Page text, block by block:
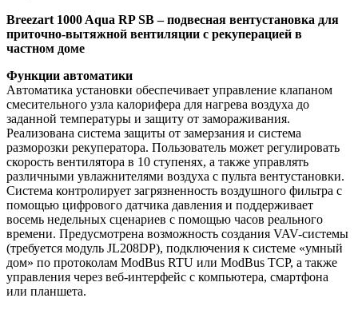
Breezart 1000 Aqua RP SB – подвесная вентустановка для
приточно-вытяжной вентиляции с рекуперацией в
частном доме
Функции автоматики
Автоматика установки обеспечивает управление клапаном
смесительного узла калорифера для нагрева воздуха до
заданной температуры и защиту от замораживания.
Реализована система защиты от замерзания и система
разморозки рекуператора. Пользователь может регулировать
скорость вентилятора в 10 ступенях, а также управлять
различными увлажнителями воздуха с пульта вентустановки.
Система контролирует загрязненность воздушного фильтра с
помощью цифрового датчика давления и поддерживает
восемь недельных сценариев с помощью часов реального
времени. Предусмотрена возможность создания VAV-системы
(требуется модуль JL208DP), подключения к системе «умный
дом» по протоколам ModBus RTU или ModBus TCP, а также
управления через веб-интерфейс с компьютера, смартфона
или планшета.